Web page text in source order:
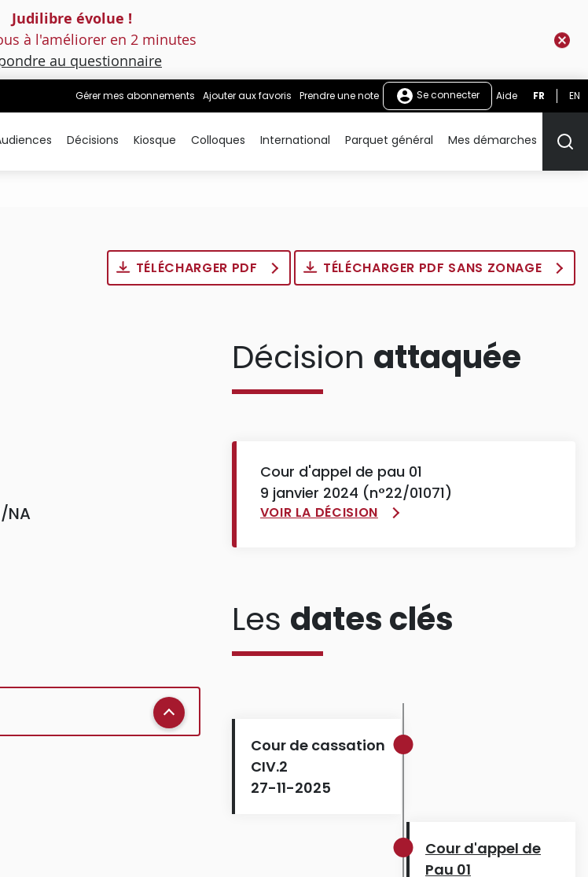
Judilibre évolue !
à l'améliorer en 2 minutes
au questionnaire
Gérer mes abonnements Ajouter aux favoris Prendre une note Se connecter Aide FR EN
Décisions Kiosque Colloques International Parquet général Mes démarches
TÉLÉCHARGER PDF TÉLÉCHARGER PDF SANS ZONAGE
NA
Décision attaquée
Cour d'appel de pau 01
9 janvier 2024 (n°22/01071)
VOIR LA DÉCISION
Les dates clés
Cour de cassation
CIV.2
27-11-2025
Cour d'appel de
Pau 01